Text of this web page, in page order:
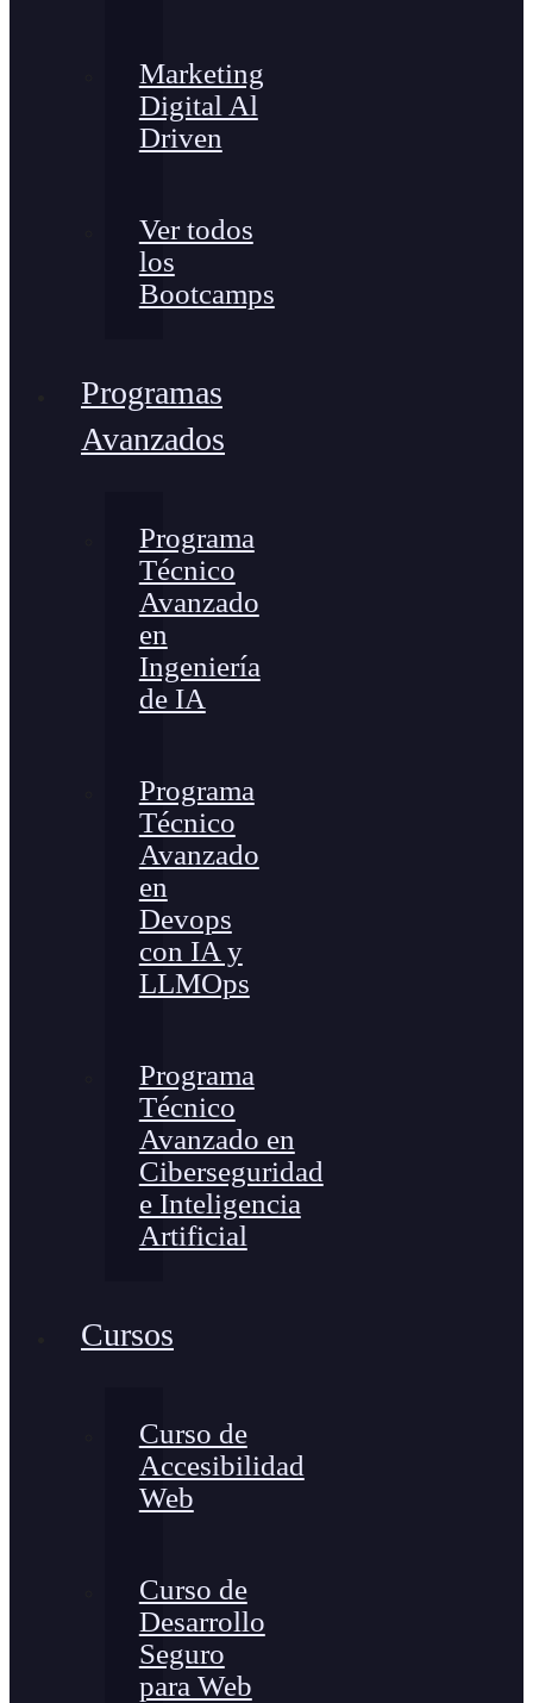
Marketing
Digital Al
Driven
Ver todos
los
Bootcamps
Programas
Avanzados
Programa
Técnico
Avanzado
en
Ingeniería
de IA
Programa
Técnico
Avanzado
en
Devops
con IA y
LLMOps
Programa
Técnico
Avanzado en
Ciberseguridad
e Inteligencia
Artificial
Cursos
Curso de
Accesibilidad
Web
Curso de
Desarrollo
Seguro
para Web